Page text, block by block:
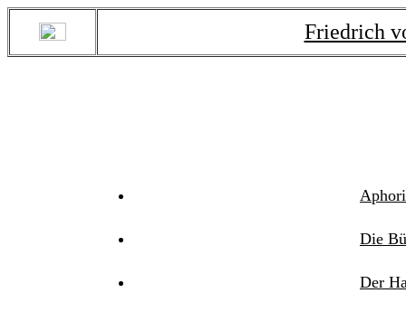
Friedrich
Die
Der